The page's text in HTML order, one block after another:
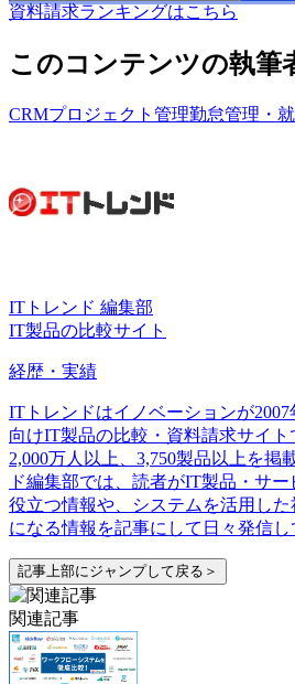
資料請求ランキングはこちら
このコンテンツの執筆
CRMプロジェクト管理勤怠管理・
ITトレンド 編集部
IT製品の比較サイト
経歴・実績
ITトレンドはイノベーションが
向けIT製品の比較・資料請求サイ
2,000万人以上、3,750製品以上を掲
ド編集部では、読者がIT製品・サ
役立つ情報や、システムを活用し
になる情報を記事にして日々発信し
記事上部にジャンプして戻る＞
関連記事